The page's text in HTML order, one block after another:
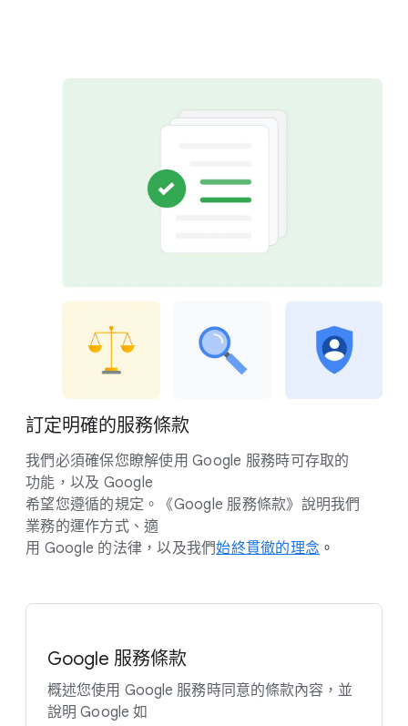
訂定​明確​的​服務​條款
我們​必須​確保​您​瞭解​使用 Google 服務​時​可​存取​的​
功能，​以及 Google
希望​您遵循​的​規定。​《Google 服務​條款》​說明​我們​
業務​的​運作​方式、​適
用 Google 的​法律，​以及​我們​始終​貫徹​的​理念 。
Google 服務​條款
概述​您​使用 Google 服務​時​同意​的​條款​內容，​並​
說明 Google 如